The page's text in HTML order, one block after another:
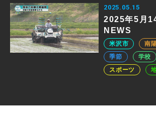
2025.05.15
2025年5月
NEWS
米沢市 南
季節
学校
スポーツ